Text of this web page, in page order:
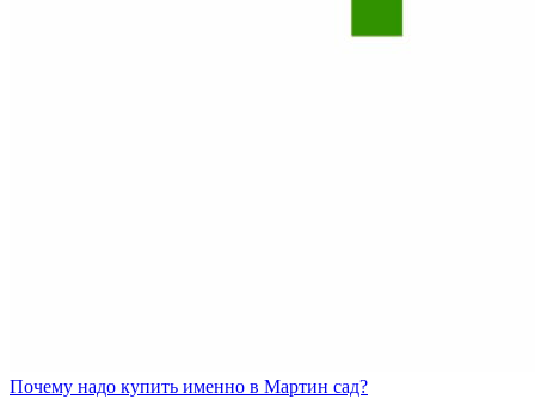
Почему надо купить именно в Мартин сад?